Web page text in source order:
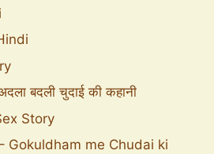
बदली चुदाई की कहानी
Story
Gokuldham me Chudai ki